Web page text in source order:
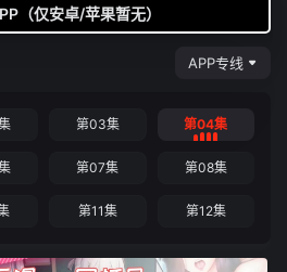
（仅安卓/苹果暂无）
APP专线
第03集 第04集
第07集 第08集
第11集 第12集